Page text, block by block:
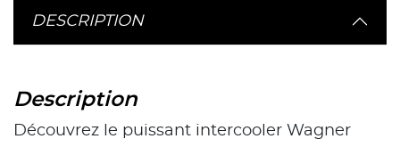
DESCRIPTION
Description
Découvrez le puissant intercooler Wagner